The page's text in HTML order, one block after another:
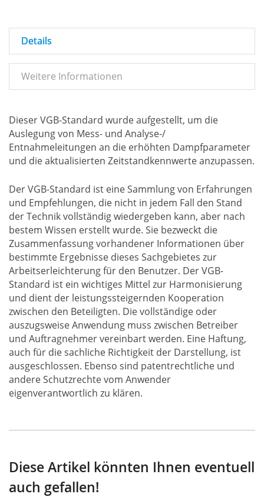
Details
Weitere Informationen
Dieser VGB-Standard wurde aufgestellt, um die
Auslegung von Mess- und Analyse-/
Entnahmeleitungen an die erhöhten Dampfparameter
und die aktualisierten Zeitstandkennwerte anzupassen.
Der VGB-Standard ist eine Sammlung von Erfahrungen
und Empfehlungen, die nicht in jedem Fall den Stand
der Technik vollständig wiedergeben kann, aber nach
bestem Wissen erstellt wurde. Sie bezweckt die
Zusammenfassung vorhandener Informationen über
bestimmte Ergebnisse dieses Sachgebietes zur
Arbeitserleichterung für den Benutzer. Der VGB-
Standard ist ein wichtiges Mittel zur Harmonisierung
und dient der leistungssteigernden Kooperation
zwischen den Beteiligten. Die vollständige oder
auszugsweise Anwendung muss zwischen Betreiber
und Auftragnehmer vereinbart werden. Eine Haftung,
auch für die sachliche Richtigkeit der Darstellung, ist
ausgeschlossen. Ebenso sind patentrechtliche und
andere Schutzrechte vom Anwender
eigenverantwortlich zu klären.
Diese Artikel könnten Ihnen eventuell
auch gefallen!